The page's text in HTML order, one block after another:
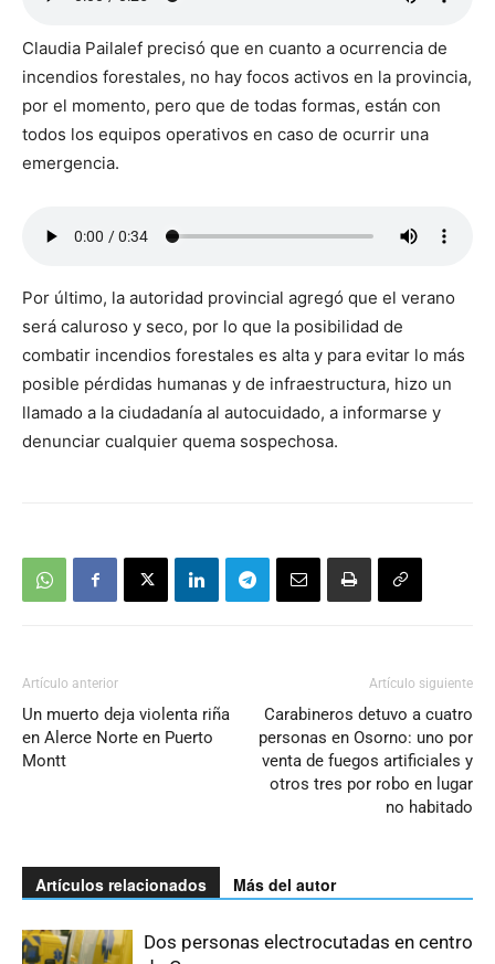
Claudia Pailalef precisó que en cuanto a ocurrencia de
incendios forestales, no hay focos activos en la provincia,
por el momento, pero que de todas formas, están con
todos los equipos operativos en caso de ocurrir una
emergencia.
Por último, la autoridad provincial agregó que el verano
será caluroso y seco, por lo que la posibilidad de
combatir incendios forestales es alta y para evitar lo más
posible pérdidas humanas y de infraestructura, hizo un
llamado a la ciudadanía al autocuidado, a informarse y
denunciar cualquier quema sospechosa.
Artículo anterior
Un muerto deja violenta riña
en Alerce Norte en Puerto
Montt
Artículo siguiente
Carabineros detuvo a cuatro
personas en Osorno: uno por
venta de fuegos artificiales y
otros tres por robo en lugar
no habitado
Artículos relacionados Más del autor
Dos personas electrocutadas en centro